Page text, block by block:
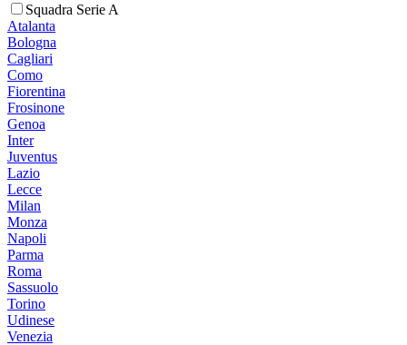
Squadra Serie A
Atalanta
Bologna
Cagliari
Como
Fiorentina
Frosinone
Genoa
Inter
Juventus
Lazio
Lecce
Milan
Monza
Napoli
Parma
Roma
Sassuolo
Torino
Udinese
Venezia